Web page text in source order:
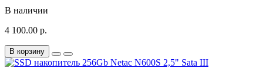
В наличии
4 100.00 р.
В корзину